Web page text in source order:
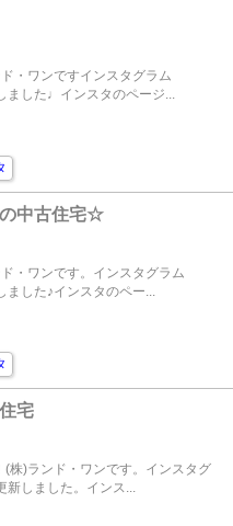
・ワンですインスタグラム
ました♩インスタのページ...
中古住宅☆
・ワンです。インスタグラム
ました♪インスタのペー...
宅
(株)ランド・ワンです。インスタグ
新しました。インス...